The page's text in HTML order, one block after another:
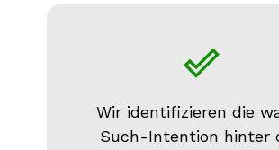
Wir identifizieren die
Such-Intention hinter